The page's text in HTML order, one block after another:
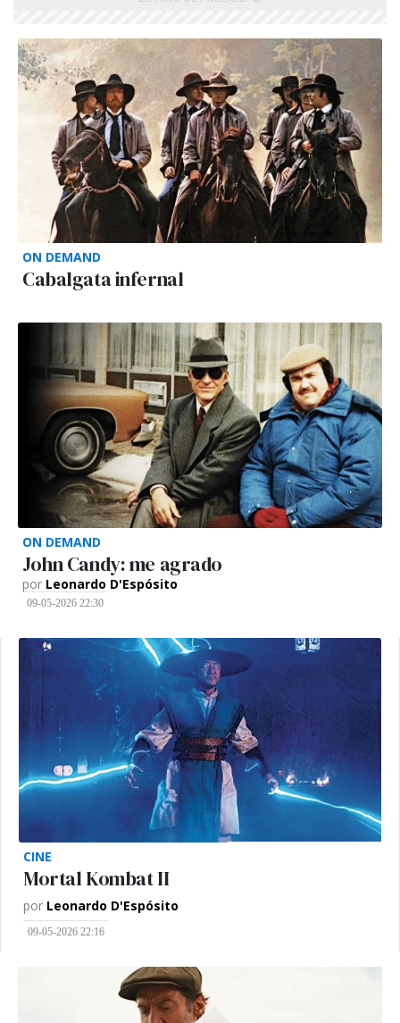
ON DEMAND
Cabalgata infernal
ON DEMAND
John Candy: me agrado
por Leonardo D'Espósito
09-05-2026 22:30
CINE
Mortal Kombat II
por Leonardo D'Espósito
09-05-2026 22:16